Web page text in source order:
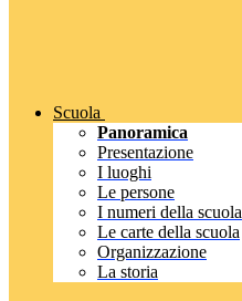
Scuola
Panoramica
Presentazione
I luoghi
Le persone
I numeri della scuola
Le carte della scuola
Organizzazione
La storia